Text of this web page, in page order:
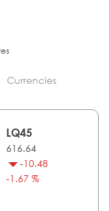
Currencies
LQ45
616.64
-10.48
-1.67 %